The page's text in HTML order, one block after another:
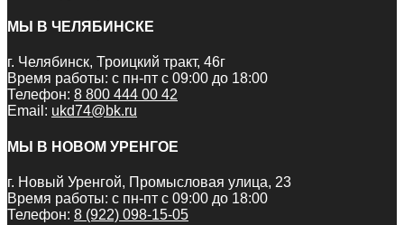
МЫ В ЧЕЛЯБИНСКЕ
г. Челябинск, Троицкий тракт, 46г
Время работы: с пн-пт с 09:00 до 18:00
Телефон: 8 800 444 00 42
Email: ukd74@bk.ru
МЫ В НОВОМ УРЕНГОЕ
г. Новый Уренгой, Промысловая улица, 23
Время работы: с пн-пт с 09:00 до 18:00
Телефон: 8 (922) 098-15-05